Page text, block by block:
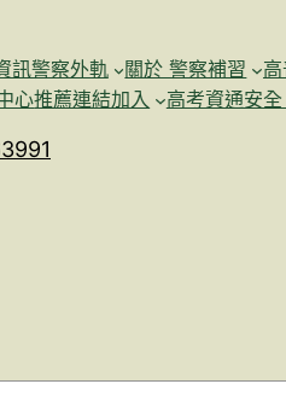
訊警察外軌 關於 警察補習
心推薦連結加入 高考資通安全